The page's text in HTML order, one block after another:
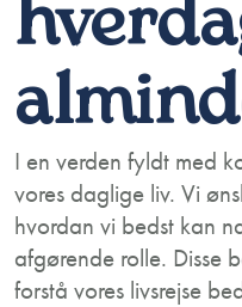
I en verden fyldt med
vores daglige liv. Vi
hvordan vi bedst kan
afgørende rolle. Disse
forstå vores livsrejse